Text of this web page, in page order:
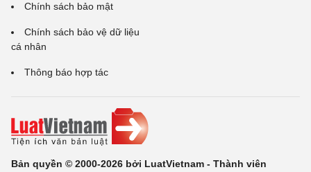
Chính sách bảo mật
Chính sách bảo vệ dữ liệu
cá nhân
Thông báo hợp tác
Bản quyền © 2000-2026 bởi LuatVietnam - Thành viên